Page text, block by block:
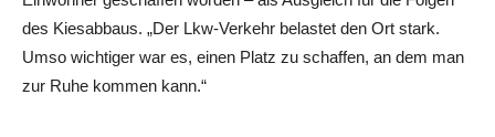
des Kiesabbaus. „Der Lkw-Verkehr belastet den Ort stark.
Umso wichtiger war es, einen Platz zu schaffen, an dem man
zur Ruhe kommen kann.“